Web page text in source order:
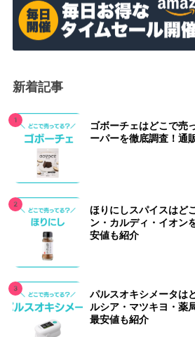
新着記事
ゴボーチェはどこで売
ーパーを徹底調査！通
ほりにしスパイスはど
ン・カルディ・イオン
安値も紹介
パルスオキシメータは
ルシア・マツキヨ・薬
最安値も紹介